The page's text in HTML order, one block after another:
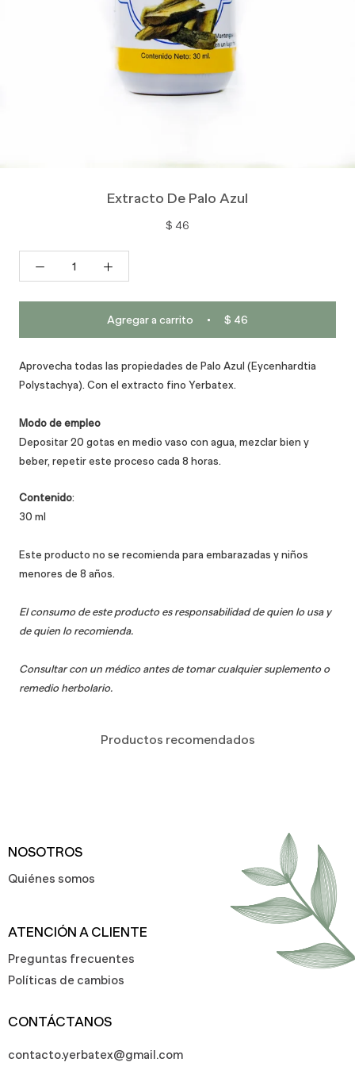
Extracto De Palo Azul
$ 46
Agregar a carrito $ 46
Aprovecha todas las propiedades de Palo Azul (Eycenhardtia
Polystachya). Con el extracto fino Yerbatex.
Modo de empleo
Depositar 20 gotas en medio vaso con agua, mezclar bien y
beber, repetir este proceso cada 8 horas.
Contenido:
30 ml
Este producto no se recomienda para embarazadas y niños
menores de 8 años.
El consumo de este producto es responsabilidad de quien lo usa y
de quien lo recomienda.
Consultar con un médico antes de tomar cualquier suplemento o
remedio herbolario.
Productos recomendados
NOSOTROS
Quiénes somos
ATENCIÓN A CLIENTE
Preguntas frecuentes
Políticas de cambios
CONTÁCTANOS
contacto.yerbatex@gmail.com